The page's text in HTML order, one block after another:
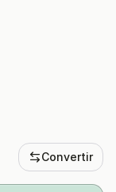
Convertir